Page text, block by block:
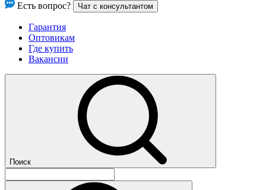
Есть вопрос? Чат с консультантом
Гарантия
Оптовикам
Где купить
Вакансии
Поиск